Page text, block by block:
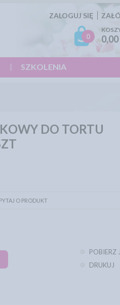
ZALOGUJ SIĘ
0 0,00
SZKOLENIA
DO TORTU
O PRODUKT
POBIERZ
DRUKUJ